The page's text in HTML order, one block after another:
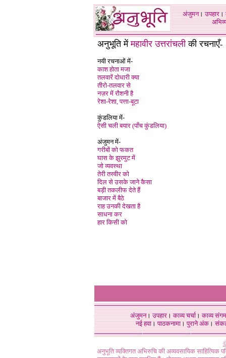
अंजुमन।उपहार।
अनुभूति मेंमहावीर उत्तरांचलीकी रचनाएँ-
नयी रचनाओं में-
काश होता मजा
तलवारें दोधारी क्या
तीरो-तलवार से
नज़र में रौशनी है
रेशा-रेशा, पत्ता-बूटा
कुंडलिया में-
ऐसी चली बयार (पाँच कुंडलिया)
अंजुमन में-
गरीबों को फकत
घास के झुरमुट में
जो व्यवस्था
तेरी तस्वीर को
दिल से उसके जाने कैसा
बड़ी तकलीफ देते हैं
बाजार में बैठे
राह उनकी देखता है
साधना कर
हार किसी को
अंजुमन।उपहार।काव्य चर्चा।काव्य संगम
नई हवा। पाठकनामा। पुराने अंक।
अनुभूति व्यक्तिगत अभिरुचि की अव्यवसायिक